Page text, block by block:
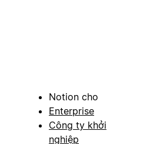
Notion cho
Enterprise
Công ty khởi
nghiệp